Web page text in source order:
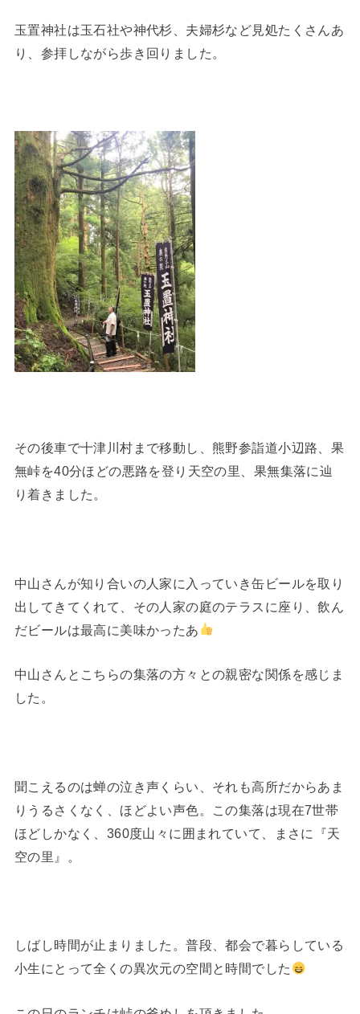
玉置神社は玉石社や神代杉、夫婦杉など見処たくさんあ
り、参拝しながら歩き回りました。
その後車で十津川村まで移動し、熊野参詣道小辺路、果
無峠を40分ほどの悪路を登り天空の里、果無集落に辿
り着きました。
中山さんが知り合いの人家に入っていき缶ビールを取り
出してきてくれて、その人家の庭のテラスに座り、飲ん
だビールは最高に美味かったあ
中山さんとこちらの集落の方々との親密な関係を感じま
した。
聞こえるのは蝉の泣き声くらい、それも高所だからあま
りうるさくなく、ほどよい声色。この集落は現在7世帯
ほどしかなく、360度山々に囲まれていて、まさに『天
空の里』。
しばし時間が止まりました。普段、都会で暮らしている
小生にとって全くの異次元の空間と時間でした